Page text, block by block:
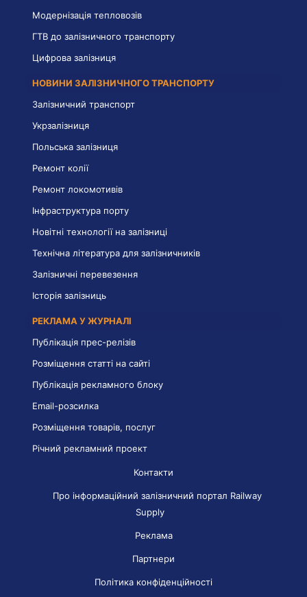
Модернізація тепловозів
ГТВ до залізничного транспорту
Цифрова залізниця
НОВИНИ ЗАЛІЗНИЧНОГО ТРАНСПОРТУ
Залізничний транспорт
Укрзалізниця
Польська залізниця
Ремонт колії
Ремонт локомотивів
Інфраструктура порту
Новітні технології на залізниці
Технічна література для залізничників
Залізничні перевезення
Історія залізниць
РЕКЛАМА У ЖУРНАЛІ
Публікація прес-релізів
Розміщення статті на сайті
Публікація рекламного блоку
Email-розсилка
Розміщення товарів, послуг
Річний рекламний проект
Контакти
Про інформаційний залізничний портал Railway
Supply
Реклама
Партнери
Політика конфіденційності